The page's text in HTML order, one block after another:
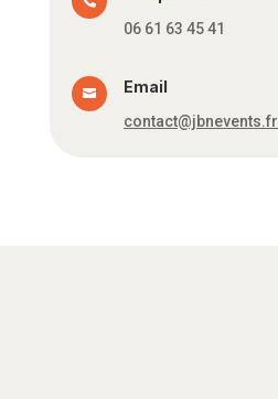
06 61 63 45 41
 Email
contact@jbnevents.fr